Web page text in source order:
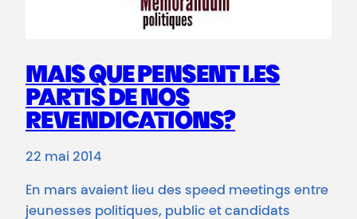
MAIS QUE PENSENT LES
PARTIS DE NOS
REVENDICATIONS?
22 mai 2014
En mars avaient lieu des speed meetings entre
jeunesses politiques, public et candidats